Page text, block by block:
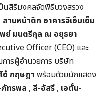
นสิริมงคลจัดพิธีบวงสรวง
านหน้าตึก อาคารจีเอ็มเอ็ม
ย์ มนตรีกุล ณ อยุธยา
Officer (CEO) และ
ารผู้อำนวยการ บริษัท
โอ๋ กฤษฎา พร้อมด้วยนักแสดง
ทรพล , ลี-อัสรี, เอตั้น-